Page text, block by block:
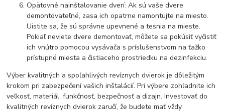
Opätovné nainštalovanie dverí: Ak sú vaše dvere
demontovateľné, zasa ich opatrne namontujte na miesto.
Uistite sa, že sú správne upevnené a tesnia na mieste.
Pokiaľ neviete dvere demontovať, môžete sa pokúsiť vyčistiť
ich vnútro pomocou vysávača s príslušenstvom na ťažko
prístupné miesta a čistiaceho prostriedku na dezinfekciu.
Výber kvalitných a spoľahlivých revíznych dvierok je dôležitým
krokom pri zabezpečení vašich inštalácií. Pri výbere zohľadnite ich
veľkosť, materiál, funkčnosť, bezpečnosť a dizajn. Investovať do
kvalitných revíznych dvierok zaručí, že budete mať vždy